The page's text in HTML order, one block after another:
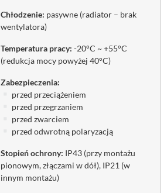
Chłodzenie: pasywne (radiator – brak
wentylatora)
Temperatura pracy: -20°C ~ +55°C
(redukcja mocy powyżej 40°C)
Zabezpieczenia:
przed przeciążeniem
przed przegrzaniem
przed zwarciem
przed odwrotną polaryzacją
Stopień ochrony: IP43 (przy montażu
pionowym, złączami w dół), IP21 (w
innym montażu)